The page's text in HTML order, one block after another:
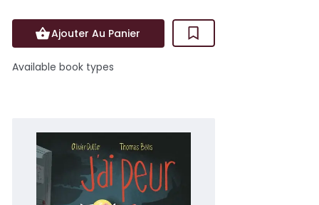
Ajouter Au Panier
Available book types